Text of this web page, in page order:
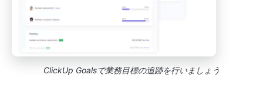
ClickUp Goalsで業務目標の追跡を行いましょう